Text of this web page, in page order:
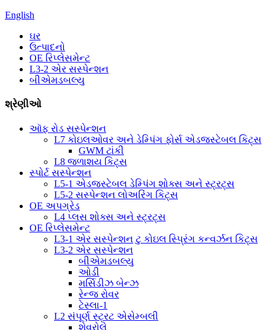
English
ઘર
ઉત્પાદનો
OE રિપ્લેસમેન્ટ
L3-2 એર સસ્પેન્શન
બીએમડબલ્યુ
શ્રેણીઓ
ઑફ રોડ સસ્પેન્શન
L7 કોઇલઓવર અને ડેમ્પિંગ ફોર્સ એડજસ્ટેબલ કિટ્સ
GWM ટાંકી
L8 જળાશય કિટ્સ
સ્પોર્ટ સસ્પેન્શન
L5-1 એડજસ્ટેબલ ડેમ્પિંગ શોક્સ અને સ્ટ્રટ્સ
L5-2 સસ્પેન્શન લોઅરિંગ કિટ્સ
OE અપગ્રેડ
L4 પ્લસ શોક્સ અને સ્ટ્રટ્સ
OE રિપ્લેસમેન્ટ
L3-1 એર સસ્પેન્શન ટુ કોઇલ સ્પ્રિંગ કન્વર્ઝન કિટ્સ
L3-2 એર સસ્પેન્શન
બીએમડબલ્યુ
ઓડી
મર્સિડીઝ બેન્ઝ
રેન્જ રોવર
ટેસ્લા-1
L2 સંપૂર્ણ સ્ટ્રટ એસેમ્બલી
શેવરોલે